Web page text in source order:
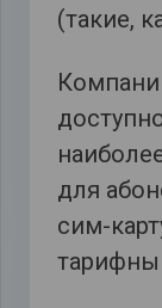
(такие,
для
сим-